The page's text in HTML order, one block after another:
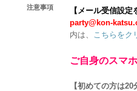
注意事項
【メール受信設定
party@kon-
内は、 こちらをク
ご自身のスマ
【初めての方は